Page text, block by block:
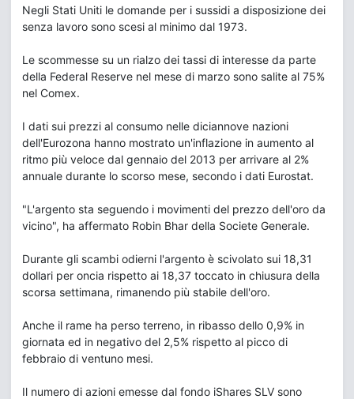
Negli Stati Uniti le domande per i sussidi a disposizione dei
senza lavoro sono scesi al minimo dal 1973.
Le scommesse su un rialzo dei tassi di interesse da parte
della Federal Reserve nel mese di marzo sono salite al 75%
nel Comex.
I dati sui prezzi al consumo nelle diciannove nazioni
dell'Eurozona hanno mostrato un'inflazione in aumento al
ritmo più veloce dal gennaio del 2013 per arrivare al 2%
annuale durante lo scorso mese, secondo i dati Eurostat.
"L'argento sta seguendo i movimenti del prezzo dell'oro da
vicino", ha affermato Robin Bhar della Societe Generale.
Durante gli scambi odierni l'argento è scivolato sui 18,31
dollari per oncia rispetto ai 18,37 toccato in chiusura della
scorsa settimana, rimanendo più stabile dell'oro.
Anche il rame ha perso terreno, in ribasso dello 0,9% in
giornata ed in negativo del 2,5% rispetto al picco di
febbraio di ventuno mesi.
Il numero di azioni emesse dal fondo iShares SLV sono